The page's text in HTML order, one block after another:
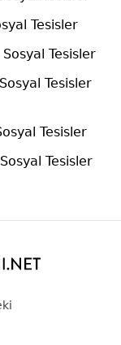
Tesisler
Tesisler
Tesisler
Tesisler
Tesisler